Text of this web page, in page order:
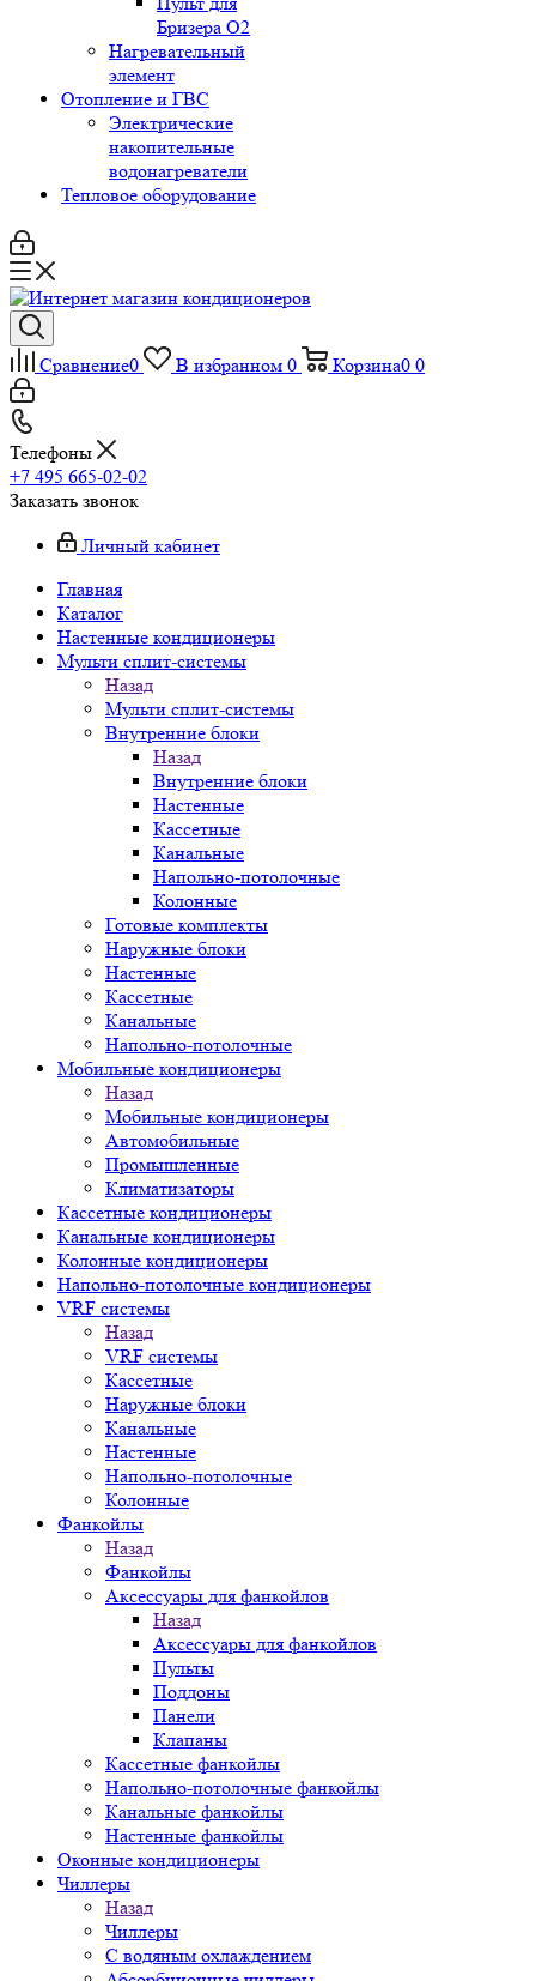
Бризера O2
Нагревательный
элемент
Отопление и ГВС
Электрические
накопительные
водонагреватели
Тепловое оборудование
Сравнение0 В избранном 0 Корзина0 0
Телефоны
+7 495 665-02-02
Заказать звонок
Личный кабинет
Главная
Каталог
Настенные кондиционеры
Мульти сплит-системы
Назад
Мульти сплит-системы
Внутренние блоки
Назад
Внутренние блоки
Настенные
Кассетные
Канальные
Напольно-потолочные
Колонные
Готовые комплекты
Наружные блоки
Настенные
Кассетные
Канальные
Напольно-потолочные
Мобильные кондиционеры
Назад
Мобильные кондиционеры
Автомобильные
Промышленные
Климатизаторы
Кассетные кондиционеры
Канальные кондиционеры
Колонные кондиционеры
Напольно-потолочные кондиционеры
VRF системы
Назад
VRF системы
Кассетные
Наружные блоки
Канальные
Настенные
Напольно-потолочные
Колонные
Фанкойлы
Назад
Фанкойлы
Аксессуары для фанкойлов
Назад
Аксессуары для фанкойлов
Пульты
Поддоны
Панели
Клапаны
Кассетные фанкойлы
Напольно-потолочные фанкойлы
Канальные фанкойлы
Настенные фанкойлы
Оконные кондиционеры
Чиллеры
Назад
Чиллеры
С водяным охлаждением